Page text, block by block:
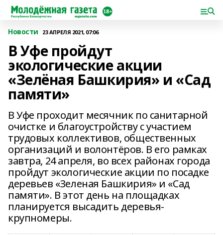
Новости 23 АПРЕЛЯ 2021, 07:06
В Уфе пройдут
экологические акции
«Зелёная Башкирия» и «Сад
памяти»
В Уфе проходит месячник по санитарной
очистке и благоустройству с участием
трудовых коллективов, общественных
организаций и волонтёров. В его рамках
завтра, 24 апреля, во всех районах города
пройдут экологические акции по посадке
деревьев «Зеленая Башкирия» и «Сад
памяти». В этот день на площадках
планируется высадить деревья-
крупномеры.